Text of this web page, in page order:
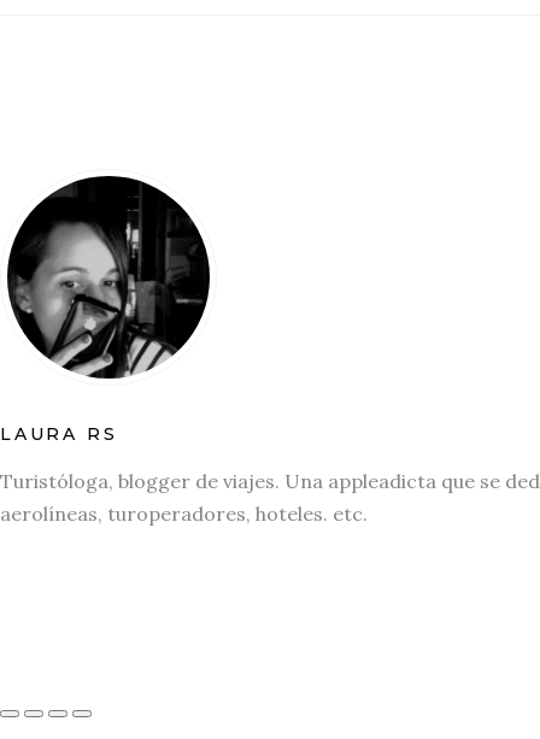
LAURA RS
Turistóloga, blogger de viajes. Una appleadicta que se
aerolíneas, turoperadores, hoteles. etc.